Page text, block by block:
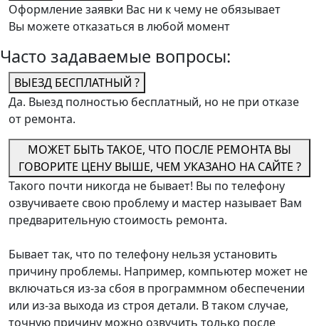
Оформление заявки Вас ни к чему не обязывает
Вы можете отказаться в любой момент
Часто задаваемые вопросы:
ВЫЕЗД БЕСПЛАТНЫЙ ?
Да. Выезд полностью бесплатный, но не при отказе
от ремонта.
МОЖЕТ БЫТЬ ТАКОЕ, ЧТО ПОСЛЕ РЕМОНТА ВЫ
ГОВОРИТЕ ЦЕНУ ВЫШЕ, ЧЕМ УКАЗАНО НА САЙТЕ ?
Такого почти никогда не бывает! Вы по телефону
озвучиваете свою проблему и мастер называет Вам
предварительную стоимость ремонта.
Бывает так, что по телефону нельзя установить
причину проблемы. Например, компьютер может не
включаться из-за сбоя в программном обеспечении
или из-за выхода из строя детали. В таком случае,
точную причину можно озвучить только после